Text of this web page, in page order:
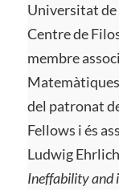
Universitat de
Centre de
membre
del patronat
Fellows i és
Ludwig
Ineffability and